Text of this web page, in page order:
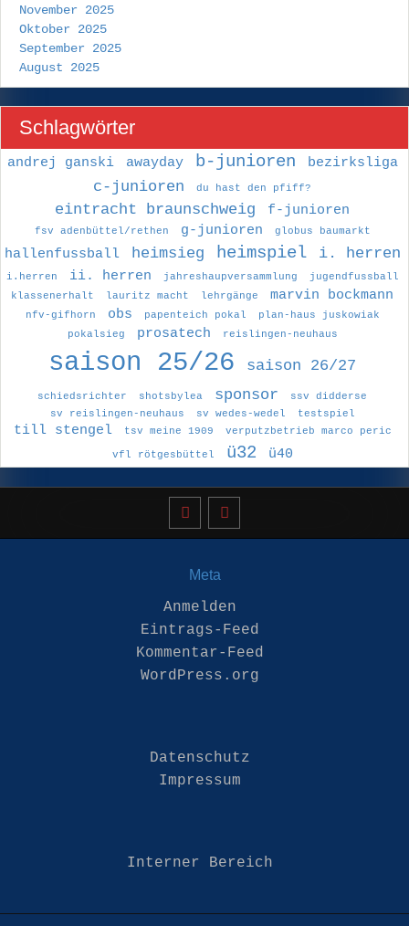
November 2025
Oktober 2025
September 2025
August 2025
Schlagwörter
andrej ganski awayday b-junioren bezirksliga
c-junioren du hast den pfiff?
eintracht braunschweig f-junioren
fsv adenbüttel/rethen g-junioren globus baumarkt
hallenfussball heimsieg heimspiel i. herren
i.herren ii. herren jahreshaupversammlung
jugendfussball
klassenerhalt
lauritz macht lehrgänge marvin bockmann
nfv-gifhorn obs papenteich pokal
plan-haus juskowiak
pokalsieg
prosatech reislingen-neuhaus
saison 25/26 saison 26/27
schiedsrichter shotsbylea sponsor
ssv didderse
sv reislingen-neuhaus
sv wedes-wedel testspiel
till stengel tsv meine 1909 verputzbetrieb marco peric
vfl rötgesbüttel ü32 ü40
Meta
Anmelden
Eintrags-Feed
Kommentar-Feed
WordPress.org
Datenschutz
Impressum
Interner Bereich